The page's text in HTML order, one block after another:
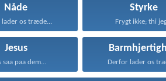
Nåde
lader os træde...
Styrke
Frygt ikke; thi
Jesus
saa paa dem... Derfor lader os